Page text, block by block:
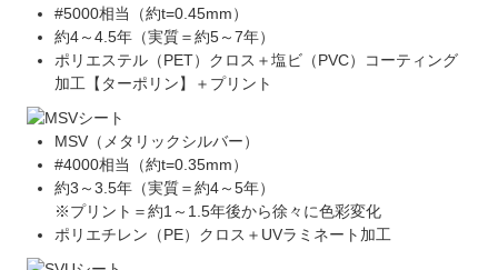
#5000相当（約t=0.45mm）
約4～4.5年（実質＝約5～7年）
ポリエステル（PET）クロス＋塩ビ（PVC）コーティング
加工【ターポリン】＋プリント
MSV（メタリックシルバー）
#4000相当（約t=0.35mm）
約3～3.5年（実質＝約4～5年）
※プリント＝約1～1.5年後から徐々に色彩変化
ポリエチレン（PE）クロス＋UVラミネート加工